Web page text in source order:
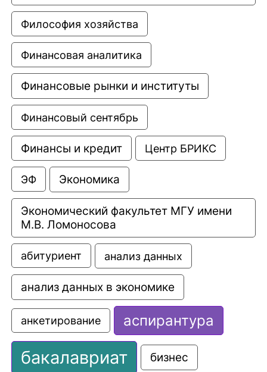
Философия хозяйства
Финансовая аналитика
Финансовые рынки и институты
Финансовый сентябрь
Финансы и кредит Центр БРИКС
ЭФ Экономика
Экономический факультет МГУ имени
М.В. Ломоносова
абитуриент анализ данных
анализ данных в экономике
анкетирование аспирантура
бакалавриат бизнес